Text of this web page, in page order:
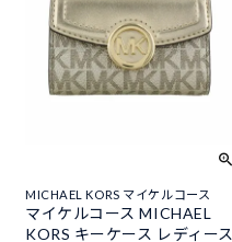
MICHAEL KORS マイケルコース
マイケルコース MICHAEL
KORS キーケース レディース